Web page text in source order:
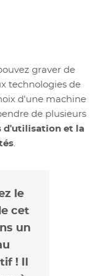
graver de
technologies de
d'une machine
de plusieurs
d'utilisation et la
.
le
cet
un
! Il